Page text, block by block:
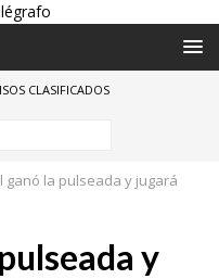
CLASIFICADOS
ganó la pulseada y jugará
y